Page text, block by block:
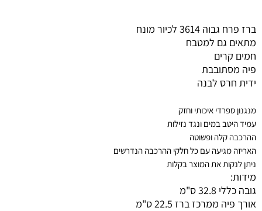
ברז פרח גבוה 3614 לכיור מונח
מתאים גם למטבח
חמים קרים
פיה מסתובבת
ידית חרס לבנה
מנגנון ספרדי איכותי וחזק
עמיד היטב במים ונגד נזילות
ההרכבה קלה ופשוטה
האריזה מגיעה עם כל חלקי ההרכבה הנדרשים
ניתן לנקות את המוצר בקלות
מידות:
גובה כללי 32.8 ס"מ
אורך פיה ממרכז ברז 22.5 ס"מ